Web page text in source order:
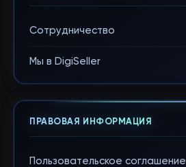
Сотрудничество
Мы в DigiSeller
ПРАВОВАЯ ИНФОРМАЦИЯ
Пользовательское соглашение